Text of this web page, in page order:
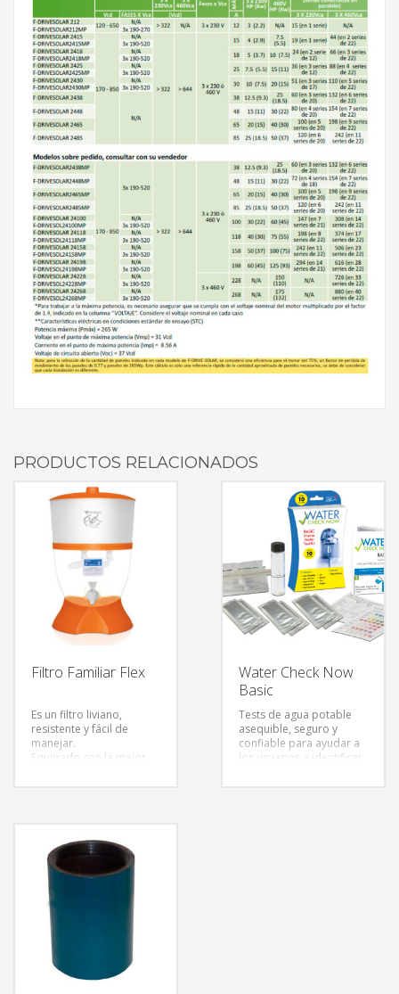
PRODUCTOS RELACIONADOS
Filtro Familiar Flex
Es un filtro liviano,
resistente y fácil de
manejar.
Equipado con la mejor
1-) Elimina Bacterias
(Plata Coloidal),
2-) Elimina olores y
sabores extraños
(Carbón Activado) y
3-) Retiene partículas
contaminantes (cerámica
con poros de 0.5 a 1
micron)
Ofrece agua sana todo el
Water Check Now
Basic
Tests de agua potable
asequible, seguro y
confiable para ayudar a
los usuarios a identificar